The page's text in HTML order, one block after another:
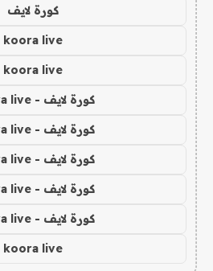
كورة لايف
koora live
koora live
كورة لايف - koora live
كورة لايف - koora live
كورة لايف - koora live
كورة لايف - koora live
كورة لايف - koora live
koora live